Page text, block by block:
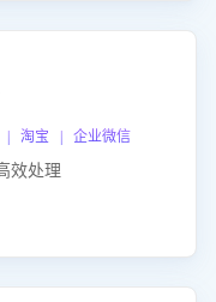
淘宝 | 企业微信
效处理